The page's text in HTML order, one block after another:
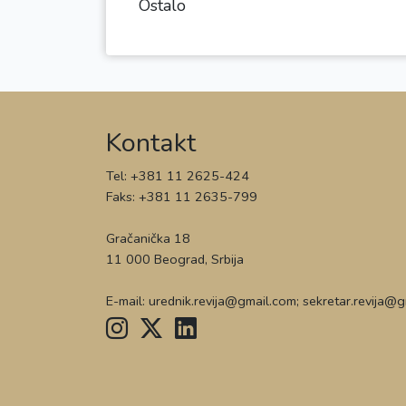
Ostalo
Kontakt
Tel: +381 11 2625-424
Faks: +381 11 2635-799
Gračanička 18
11 000 Beograd, Srbija
E-mail: urednik.revija@gmail.com;